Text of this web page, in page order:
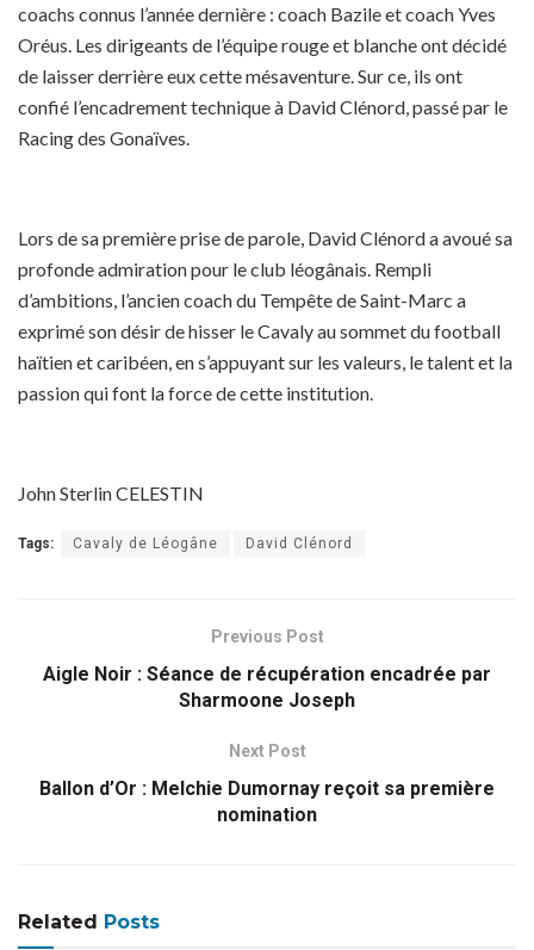
coachs connus l’année dernière : coach Bazile et coach Yves
Oréus. Les dirigeants de l’équipe rouge et blanche ont décidé
de laisser derrière eux cette mésaventure. Sur ce, ils ont
confié l’encadrement technique à David Clénord, passé par le
Racing des Gonaïves.
Lors de sa première prise de parole, David Clénord a avoué sa
profonde admiration pour le club léogânais. Rempli
d’ambitions, l’ancien coach du Tempête de Saint-Marc a
exprimé son désir de hisser le Cavaly au sommet du football
haïtien et caribéen, en s’appuyant sur les valeurs, le talent et la
passion qui font la force de cette institution.
John Sterlin CELESTIN
Tags: Cavaly de Léogâne David Clénord
Previous Post
Aigle Noir : Séance de récupération encadrée par
Sharmoone Joseph
Next Post
Ballon d’Or : Melchie Dumornay reçoit sa première
nomination
Related Posts